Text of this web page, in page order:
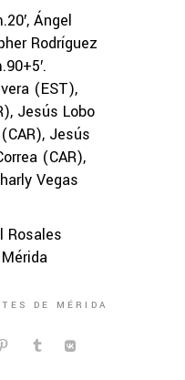
Ángel
Rodríguez
(EST),
Jesús Lobo
Jesús
(CAR),
Vegas
Rosales
DE MÉRIDA